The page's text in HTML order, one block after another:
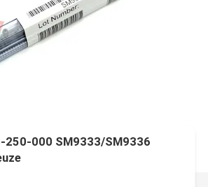
250-000 SM9333/SM9336